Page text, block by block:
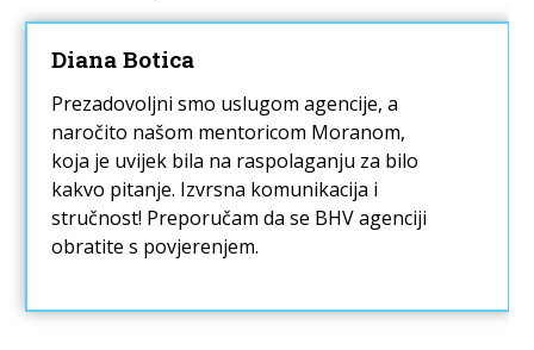
Diana Botica
Prezadovoljni smo uslugom agencije, a
naročito našom mentoricom Moranom,
koja je uvijek bila na raspolaganju za bilo
kakvo pitanje. Izvrsna komunikacija i
stručnost! Preporučam da se BHV agenciji
obratite s povjerenjem.